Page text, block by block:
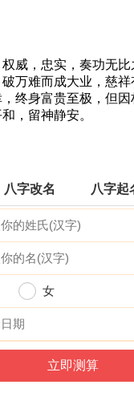
，忠实，奏功无比
万难而成大业，慈
终身富贵至极，但
，留神静安。
八字改名 八字起
女